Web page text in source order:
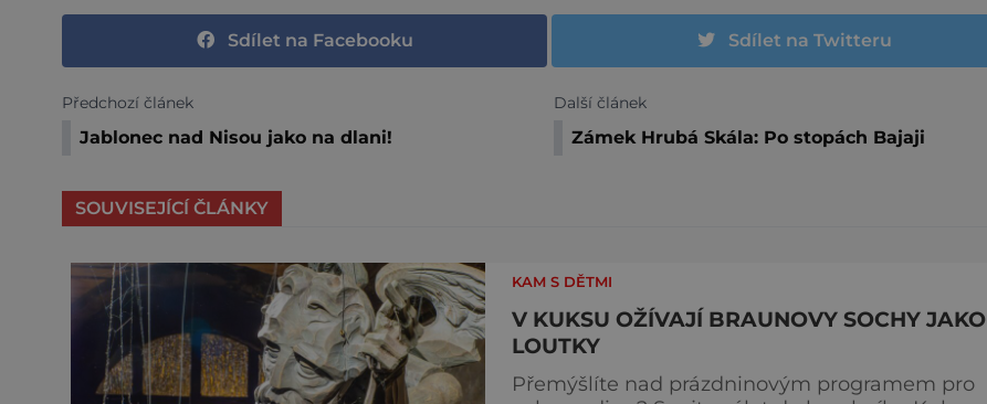
Sdílet na Facebooku Sdílet na Twitteru
Předchozí článek
Jablonec nad Nisou jako na dlani!
Další článek
Zámek Hrubá Skála: Po stopách Bajaji
SOUVISEJÍCÍ ČLÁNKY
KAM S DĚTMI
V KUKSU OŽÍVAJÍ BRAUNOVY SOCHY JAKO
LOUTKY
Přemýšlíte nad prázdninovým programem pro